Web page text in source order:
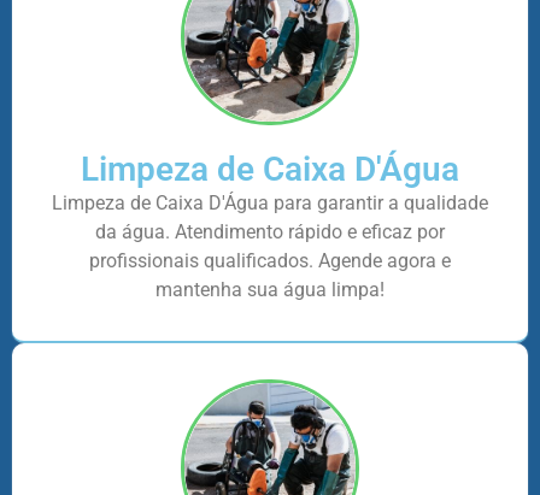
Limpeza de Caixa D'Água
Limpeza de Caixa D'Água para garantir a qualidade
da água. Atendimento rápido e eficaz por
profissionais qualificados. Agende agora e
mantenha sua água limpa!